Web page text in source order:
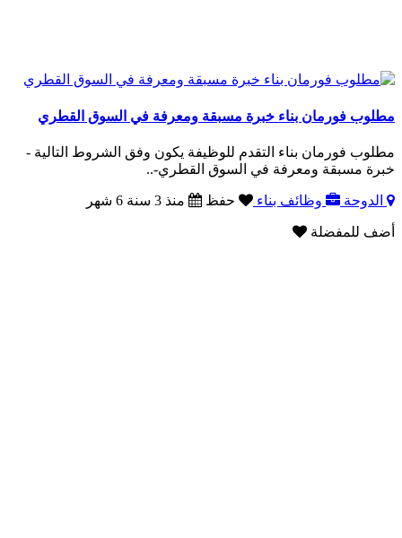
مطلوب فورمان بناء خبرة مسبقة ومعرفة في السوق القطري
مطلوب فورمان بناء التقدم للوظيفة يكون وفق الشروط التالية -
خبرة مسبقة ومعرفة في السوق القطري-..
الدوحة وظائف بناء حفظ منذ 3 سنة 6 شهر
أضف للمفضلة